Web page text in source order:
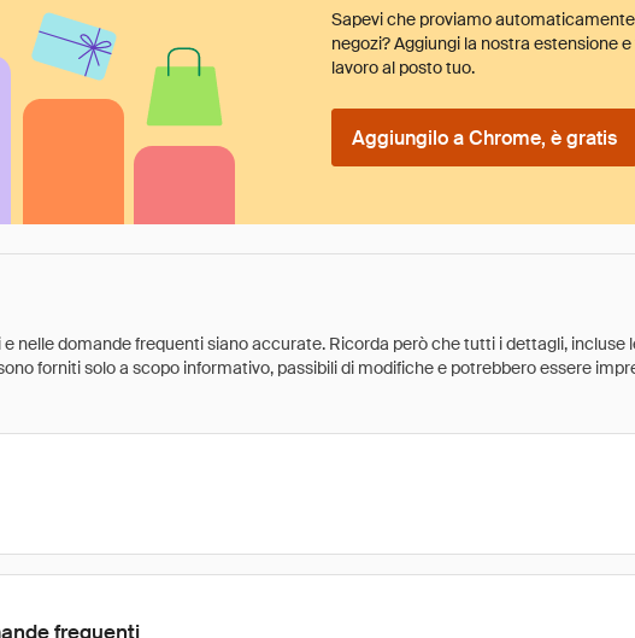
Sapevi che proviamo
negozi? Aggiungi la nostra estensione
lavoro al posto tuo.
Aggiungilo a Chrome, è gratis
nelle domande frequenti siano accurate. Ricorda però che tutti i dettagli,
forniti solo a scopo informativo, passibili di modifiche e potrebbero essere
frequenti